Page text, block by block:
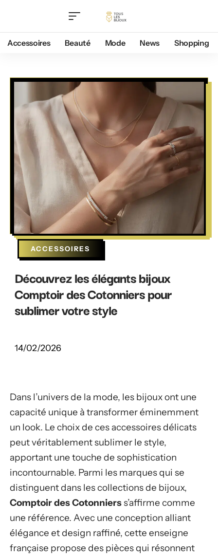
Accessoires Beauté Mode News Shopping
ACCESSOIRES
Découvrez les élégants bijoux
Comptoir des Cotonniers pour
sublimer votre style
14/02/2026
Dans l’univers de la mode, les bijoux ont une
capacité unique à transformer éminemment
un look. Le choix de ces accessoires délicats
peut véritablement sublimer le style,
apportant une touche de sophistication
incontournable. Parmi les marques qui se
distinguent dans les collections de bijoux,
Comptoir des Cotonnierss’affirme comme
une référence. Avec une conception alliant
élégance et design raffiné, cette enseigne
française propose des pièces qui résonnent